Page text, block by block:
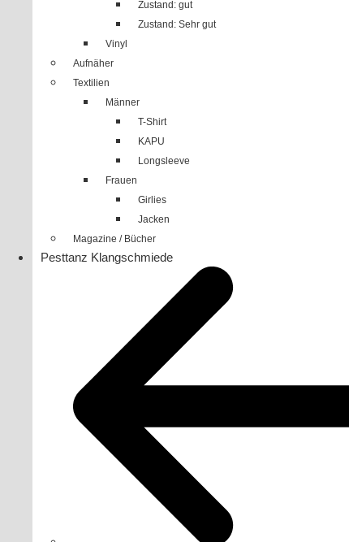
Zustand: gut
Zustand: Sehr gut
Vinyl
Aufnäher
Textilien
Männer
T-Shirt
KAPU
Longsleeve
Frauen
Girlies
Jacken
Magazine / Bücher
Pesttanz Klangschmiede